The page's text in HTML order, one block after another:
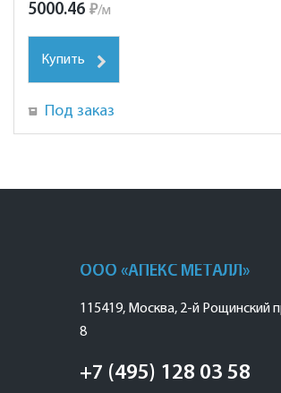
5000.46 ₽/м
Купить
Под заказ
ООО «АПЕКС МЕТАЛЛ»
115419, Москва, 2-й Рощинский
8
+7 (495) 128 03 58